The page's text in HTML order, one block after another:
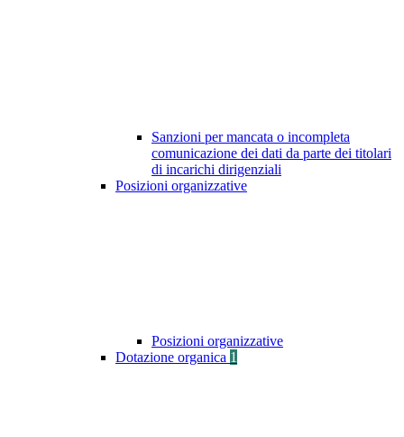
Sanzioni per mancata o incompleta
comunicazione dei dati da parte dei titolari
di incarichi dirigenziali
Posizioni organizzative
Posizioni organizzative
Dotazione organica 1